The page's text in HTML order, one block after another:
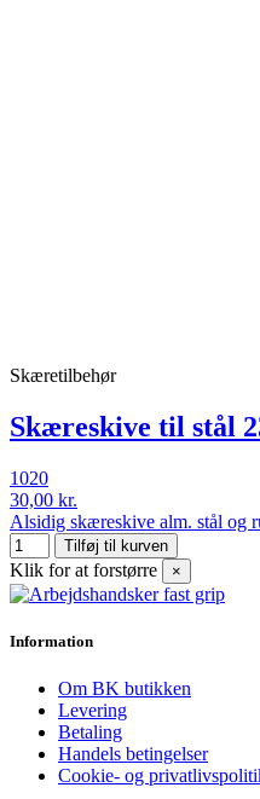
Skæretilbehør
Skæreskive til stål
1020
30,00 kr.
Alsidig skæreskive alm. stål og
Tilføj til kurven
Klik for at forstørre ×
Information
Om BK butikken
Levering
Betaling
Handels betingelser
Cookie- og